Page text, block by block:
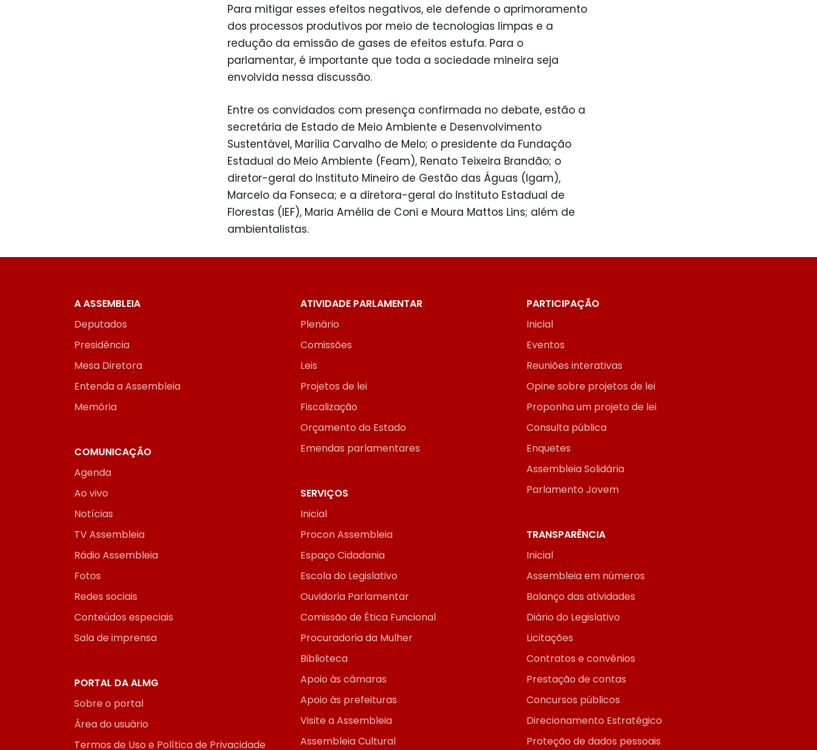
Para mitigar esses efeitos negativos, ele defende o aprimoramento
dos processos produtivos por meio de tecnologias limpas e a
redução da emissão de gases de efeitos estufa. Para o
parlamentar, é importante que toda a sociedade mineira seja
envolvida nessa discussão.
Entre os convidados com presença confirmada no debate, estão a
secretária de Estado de Meio Ambiente e Desenvolvimento
Sustentável, Marília Carvalho de Melo; o presidente da Fundação
Estadual do Meio Ambiente (Feam), Renato Teixeira Brandão; o
diretor-geral do Instituto Mineiro de Gestão das Águas (Igam),
Marcelo da Fonseca; e a diretora-geral do Instituto Estadual de
Florestas (IEF), Maria Amélia de Coni e Moura Mattos Lins; além de
ambientalistas.
A ASSEMBLEIA
Deputados
Presidência
Mesa Diretora
Entenda a Assembleia
Memória
ATIVIDADE PARLAMENTAR
Plenário
Comissões
Leis
Projetos de lei
Fiscalização
Orçamento do Estado
Emendas parlamentares
PARTICIPAÇÃO
Inicial
Eventos
Reuniões interativas
Opine sobre projetos de lei
Proponha um projeto de lei
Consulta pública
Enquetes
Assembleia Solidária
Parlamento Jovem
COMUNICAÇÃO
Agenda
Ao vivo
Notícias
TV Assembleia
Rádio Assembleia
Fotos
Redes sociais
Conteúdos especiais
Sala de imprensa
SERVIÇOS
Inicial
Procon Assembleia
Espaço Cidadania
Escola do Legislativo
Ouvidoria Parlamentar
Comissão de Ética Funcional
Procuradoria da Mulher
Biblioteca
Apoio às câmaras
Apoio às prefeituras
Visite a Assembleia
Assembleia Cultural
TRANSPARÊNCIA
Inicial
Assembleia em números
Balanço das atividades
Diário do Legislativo
Licitações
Contratos e convênios
Prestação de contas
Concursos públicos
Direcionamento Estratégico
Proteção de dados pessoais
PORTAL DA ALMG
Sobre o portal
Área do usuário
Termos de Uso e Política de Privacidade